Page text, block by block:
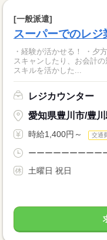
[一般派遣]
スーパーでのレ
・経験が活かせる！ ・夕方
スキャンしたり、お会計
スキルを活かした...
レジカウンター
愛知県豊川市/豊川
時給1,400円～ 交通
ーーーーーーーーー
土曜日 祝日